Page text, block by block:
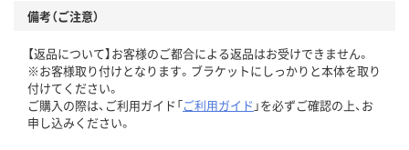
備考（ご注意）
【返品について】お客様のご都合による返品はお受けできません。
※お客様取り付けとなります。ブラケットにしっかりと本体を取り
付けてください。
ご購入の際は、ご利用ガイド「ご利用ガイド 」を必ずご確認の上、お
申し込みください。